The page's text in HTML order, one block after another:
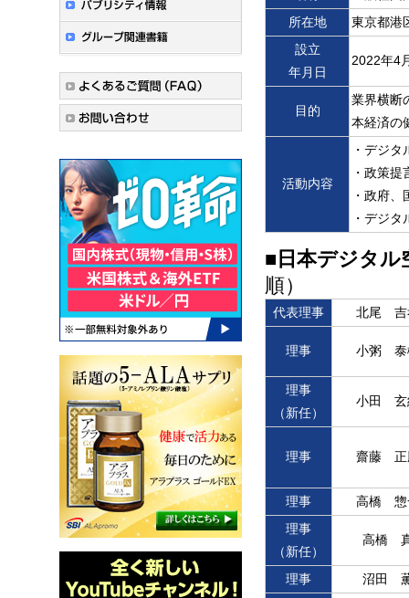
所在地
東京都港
設立
年月日
2022年4
目的
業界横断
本経済の
活動内容
・デジ
・政策
・政府
・デジ
■日本デジタ
順）
代表理事 北尾 吉
理事 小粥 泰
理事
（新任）
小田 玄
理事 齋藤 正
理事
高橋 惣
理事
（新任）
高橋
理事
沼田